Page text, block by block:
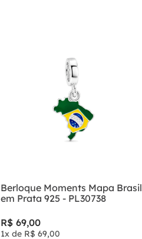
Berloque Moments Mapa Brasil
em Prata 925 - PL30738
R$ 69,00
1x de R$ 69,00